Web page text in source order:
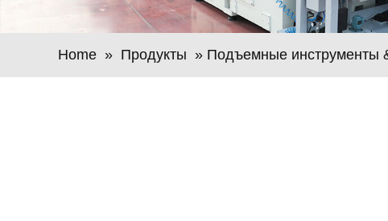
Home » Продукты » Подъемные инструменты